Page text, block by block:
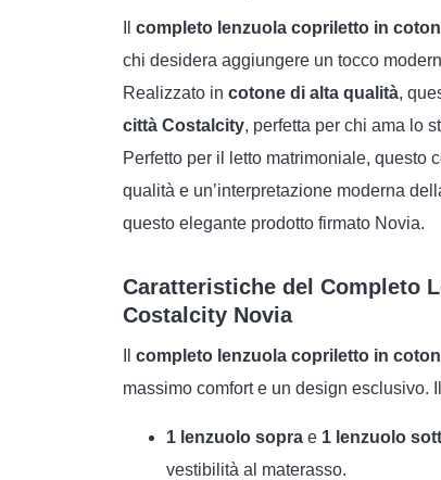
completo lenzuola copriletto in
chi desidera aggiungere un tocco
Realizzato in cotone di alta qualità,
città Costalcity, perfetta per chi ama lo
Perfetto per il letto matrimoniale, questo
qualità e un’interpretazione moderna
questo elegante prodotto firmato Novia.
Caratteristiche del Completo
Costalcity Novia
completo lenzuola copriletto in
massimo comfort e un design esclusivo.
1 lenzuolo sopra e 1 lenzuolo
vestibilità al materasso.